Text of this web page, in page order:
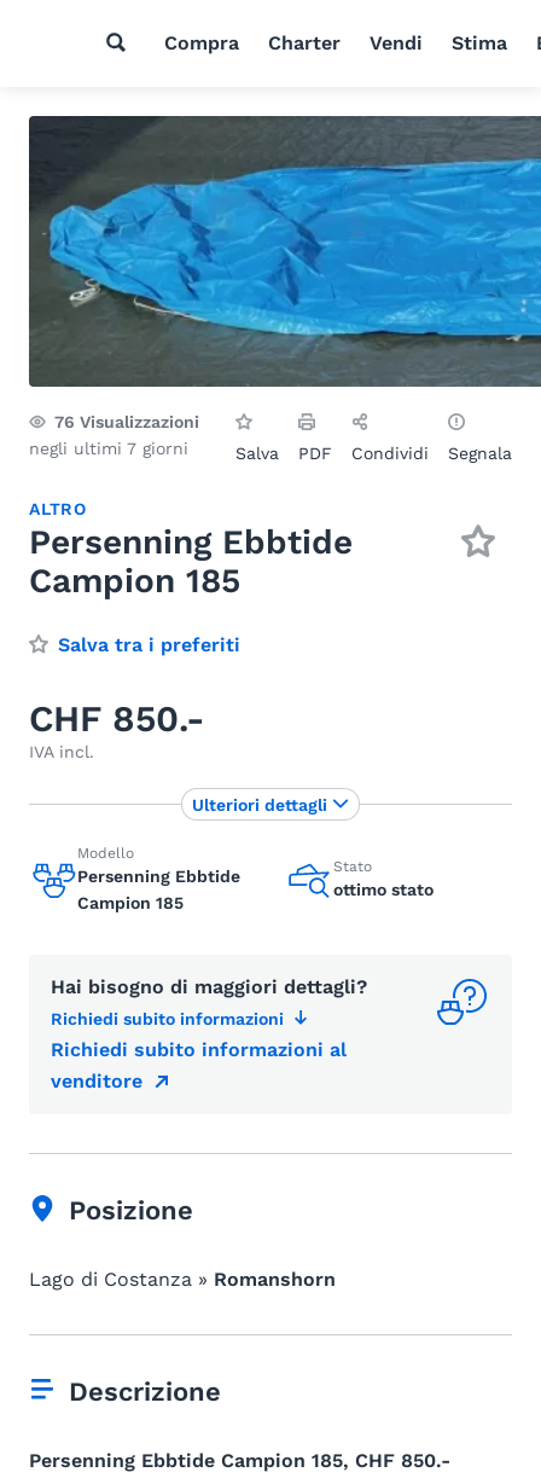
Compra Charter Vendi Stima
76 Visualizzazioni
negli ultimi 7 giorni
Salva PDF Condividi Segnala
ALTRO
Persenning Ebbtide
Campion 185
Salva tra i preferiti
CHF 850.-
IVA incl.
Modello
Persenning Ebbtide
Campion 185
Stato
ottimo stato
Hai bisogno di maggiori dettagli?
Richiedi subito informazioni
Richiedi subito informazioni al
venditore
Ulteriori dettagli
Posizione
Lago di Costanza » Romanshorn
Descrizione
Persenning Ebbtide Campion 185, CHF 850.-